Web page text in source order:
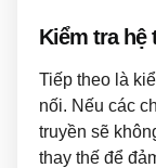
Kiểm tra hệ
Tiếp theo là
nối. Nếu các
truyền sẽ
thay thế để